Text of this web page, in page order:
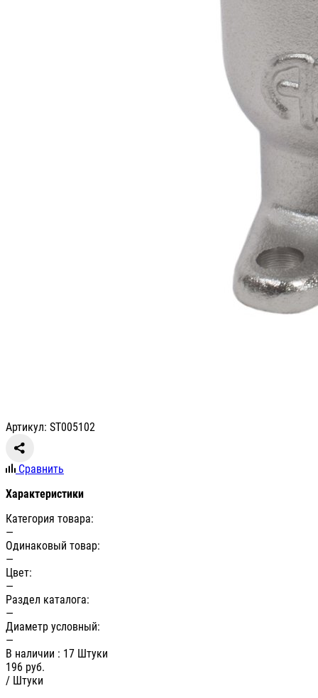
Артикул: ST005102
Сравнить
Характеристики
Категория товара:
—
Одинаковый товар:
—
Цвет:
—
Раздел каталога:
—
Диаметр условный:
—
В наличии : 17 Штуки
196 руб.
/ Штуки